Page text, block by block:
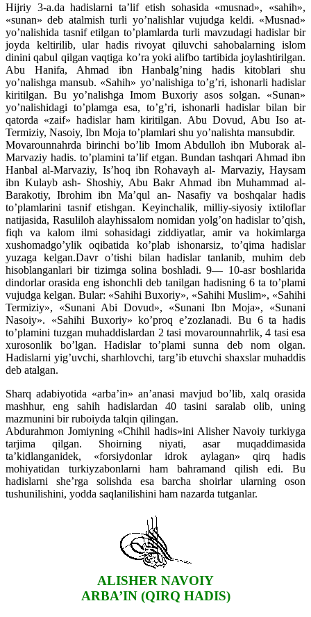
Hijriy 3-a.da hadislarni ta’lif etish sohasida «musnad», «sahih»,
«sunan» deb atalmish turli yo’nalishlar vujudga keldi. «Musnad»
yo’nalishida tasnif etilgan to’plamlarda turli mavzudagi hadislar bir
joyda keltirilib, ular hadis rivoyat qiluvchi sahobalarning islom
dinini qabul qilgan vaqtiga ko’ra yoki alifbo tartibida joylashtirilgan.
Abu Hanifa, Ahmad ibn Hanbalg’ning hadis kitoblari shu
yo’nalishga mansub. «Sahih» yo’nalishiga to’g’ri, ishonarli hadislar
kiritilgan. Bu yo’nalishga Imom Buxoriy asos solgan. «Sunan»
yo’nalishidagi to’plamga esa, to’g’ri, ishonarli hadislar bilan bir
qatorda «zaif» hadislar ham kiritilgan. Abu Dovud, Abu Iso at-
Termiziy, Nasoiy, Ibn Moja to’plamlari shu yo’nalishta mansubdir.
Movarounnahrda birinchi bo’lib Imom Abdulloh ibn Muborak al-
Marvaziy hadis. to’plamini ta’lif etgan. Bundan tashqari Ahmad ibn
Hanbal al-Marvaziy, Is’hoq ibn Rohavayh al- Marvaziy, Haysam
ibn Kulayb ash- Shoshiy, Abu Bakr Ahmad ibn Muhammad al-
Barakotiy, Ibrohim ibn Ma’qul an- Nasafiy va boshqalar hadis
to’plamlarini tasnif etishgan. Keyinchalik, milliy-siyosiy ixtiloflar
natijasida, Rasuliloh alayhissalom nomidan yolg’on hadislar to’qish,
fiqh va kalom ilmi sohasidagi ziddiyatlar, amir va hokimlarga
xushomadgo’ylik oqibatida ko’plab ishonarsiz, to’qima hadislar
yuzaga kelgan.Davr o’tishi bilan hadislar tanlanib, muhim deb
hisoblanganlari bir tizimga solina boshladi. 9— 10-asr boshlarida
dindorlar orasida eng ishonchli deb tanilgan hadisning 6 ta to’plami
vujudga kelgan. Bular: «Sahihi Buxoriy», «Sahihi Muslim», «Sahihi
Termiziy», «Sunani Abi Dovud», «Sunani Ibn Moja», «Sunani
Nasoiy». «Sahihi Buxoriy» ko’proq e’zozlanadi. Bu 6 ta hadis
to’plamini tuzgan muhaddislardan 2 tasi movarounnahrlik, 4 tasi esa
xurosonlik bo’lgan. Hadislar to’plami sunna deb nom olgan.
Hadislarni yig’uvchi, sharhlovchi, targ’ib etuvchi shaxslar muhaddis
deb atalgan.
Sharq adabiyotida «arba’in» an’anasi mavjud bo’lib, xalq orasida
mashhur, eng sahih hadislardan 40 tasini saralab olib, uning
mazmunini bir ruboiyda talqin qilingan.
Abdurahmon Jomiyning «Chihil hadis»ini Alisher Navoiy turkiyga
tarjima qilgan. Shoirning niyati, asar muqaddimasida
ta’kidlanganidek, «forsiydonlar idrok aylagan» qirq hadis
mohiyatidan turkiyzabonlarni ham bahramand qilish edi. Bu
hadislarni she’rga solishda esa barcha shoirlar ularning oson
tushunilishini, yodda saqlanilishini ham nazarda tutganlar.
ALISHER NAVOIY
ARBA’IN (QIRQ HADIS)